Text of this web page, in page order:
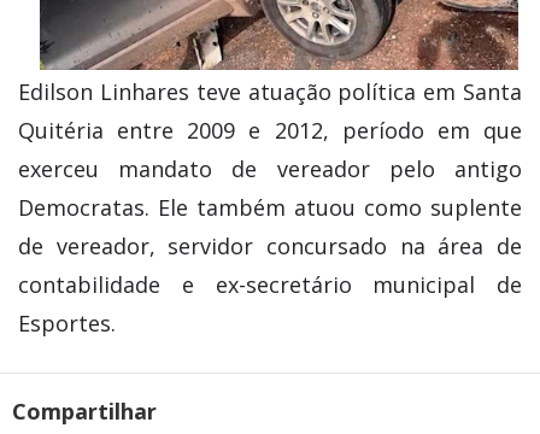
Edilson Linhares teve atuação política em Santa
Quitéria entre 2009 e 2012, período em que
exerceu mandato de vereador pelo antigo
Democratas. Ele também atuou como suplente
de vereador, servidor concursado na área de
contabilidade e ex-secretário municipal de
Esportes.
Compartilhar